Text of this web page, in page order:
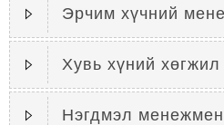
Эрчим хүчний
Хувь хүний хөгжил
Нэгдмэл